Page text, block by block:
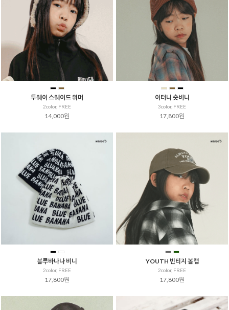
투웨이 스웨이드 워머
2color, FREE
14,000원
이터니 숏비니
3color, FREE
17,800원
블루바나나 비니
2color, FREE
17,800원
YOUTH 빈티지 볼캡
2color, FREE
17,800원